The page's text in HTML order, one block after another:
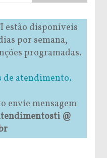
estão disponíveis
por semana,
programadas.
de atendimento.
envie mensagem
@